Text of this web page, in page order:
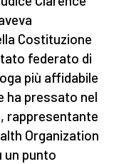
Costituzione
federato di
più affidabile
ha pressato nel
rappresentante
Organization
un punto